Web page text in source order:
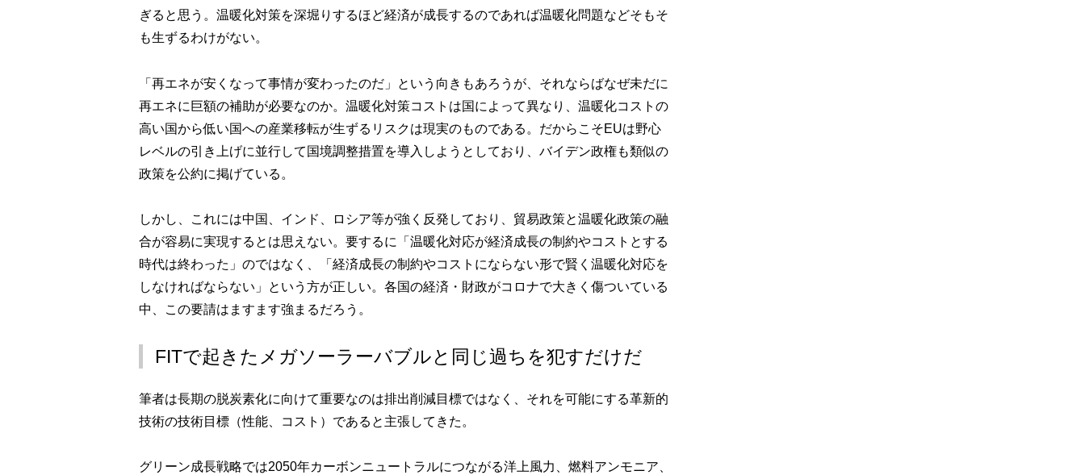
ぎると思う。温暖化対策を深堀りするほど経済が成長するのであれば温暖化問題などそもそ
も生ずるわけがない。
「再エネが安くなって事情が変わったのだ」という向きもあろうが、それならばなぜ未だに
再エネに巨額の補助が必要なのか。温暖化対策コストは国によって異なり、温暖化コストの
高い国から低い国への産業移転が生ずるリスクは現実のものである。だからこそEUは野心
レベルの引き上げに並行して国境調整措置を導入しようとしており、バイデン政権も類似の
政策を公約に掲げている。
しかし、これには中国、インド、ロシア等が強く反発しており、貿易政策と温暖化政策の融
合が容易に実現するとは思えない。要するに「温暖化対応が経済成長の制約やコストとする
時代は終わった」のではなく、「経済成長の制約やコストにならない形で賢く温暖化対応を
しなければならない」という方が正しい。各国の経済・財政がコロナで大きく傷ついている
中、この要請はますます強まるだろう。
FITで起きたメガソーラーバブルと同じ過ちを犯すだけだ
筆者は長期の脱炭素化に向けて重要なのは排出削減目標ではなく、それを可能にする革新的
技術の技術目標（性能、コスト）であると主張してきた。
グリーン成長戦略では2050年カーボンニュートラルにつながる洋上風力、燃料アンモニア、